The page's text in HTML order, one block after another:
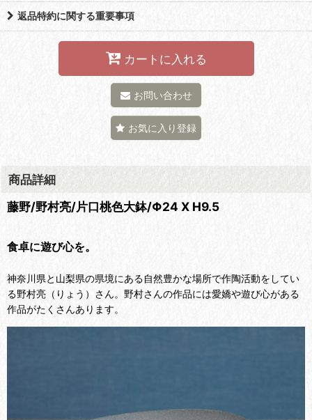
返品特約に関する重要事項
カートに入れる
お問い合わせ
お気に入り登録
商品詳細
藤野/野村亮/片口桃色大鉢/Φ24 X H9.5
食卓に遊び心を。
神奈川県と山梨県の県境にある自然豊かな場所で作陶活動をしてい
る野村亮（りょう）さん。野村さんの作品には愛嬌や遊び心がある
作品がたくさんあります。